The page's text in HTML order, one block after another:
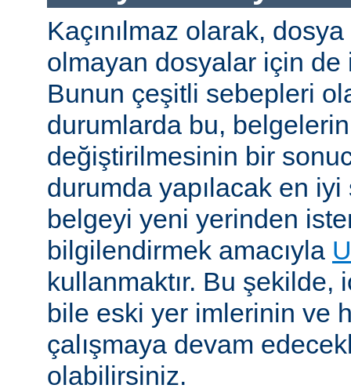
Kaçınılmaz olarak,
olmayan dosyalar için de
Bunun çeşitli sebepleri
durumlarda bu,
değiştirilmesinin bir
durumda yapılacak en
belgeyi yeni yerinden
bilgilendirmek amacıyla
kullanmaktır. Bu
bile eski yer imlerinin ve
çalışmaya devam
olabilirsiniz.